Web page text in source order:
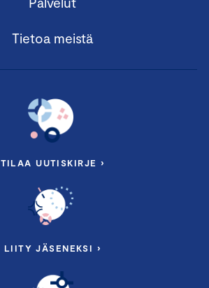
Tietoa meistä
TILAA UUTISKIRJE ›
LIITY JÄSENEKSI ›